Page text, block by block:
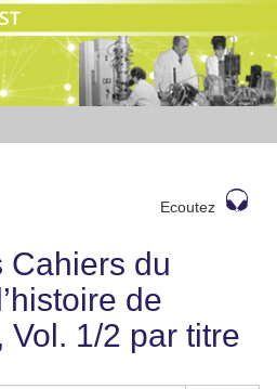
Ecoutez
Cahiers du
de
Vol. 1/2 par titre